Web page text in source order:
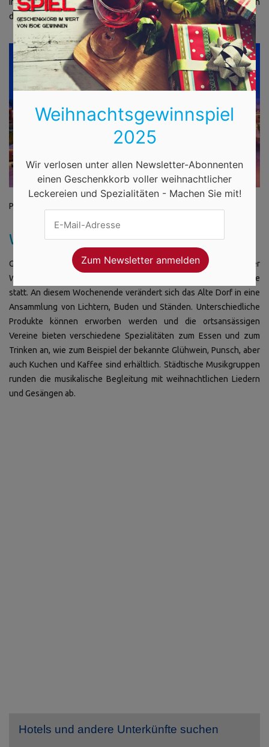
im Modemuseum einen Einblick auf die damalige Mode der letzten
drei Jahrhunderte machen.
Platz des Weihnachtsmarktes in Ludwigsburg
Weihnachtsmarkt Kornwestheim
Ganz in der Nähe von Ludwigsburg findet der Kornwestheimer
Weihnachtsmarkt alle Jahre am zweiten Adventswochenende
statt. An diesem Wochenende verändert sich das Alte Dorf in eine
Ansammlung von Lichtern, Buden und Ständen. Unterschiedliche
Produkte können erworben werden und die ortsansässigen
Vereine bieten verschiedene Spezialitäten zum Essen und zum
Trinken an, wie zum Beispiel der bekannte Glühwein, Punsch, aber
auch Kuchen und Kaffee sind erhältlich. Städtische Musikgruppen
runden die musikalische Begleitung mit weihnachtlichen Liedern
und Gesängen ab.
Hotels und andere Unterkünfte suchen
Weihnachtsgewinnspiel
2025
Wir verlosen unter allen Newsletter-Abonnenten
einen Geschenkkorb voller weihnachtlicher
Leckereien und Spezialitäten - Machen Sie mit!